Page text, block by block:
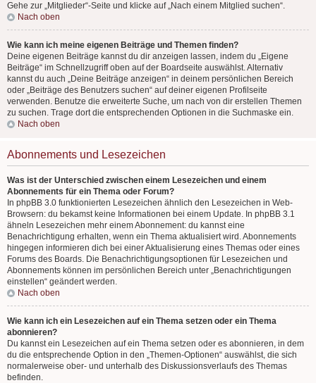
Gehe zur „Mitglieder“-Seite und klicke auf „Nach einem Mitglied suchen“.
Nach oben
Wie kann ich meine eigenen Beiträge und Themen finden?
Deine eigenen Beiträge kannst du dir anzeigen lassen, indem du „Eigene
Beiträge“ im Schnellzugriff oben auf der Boardseite auswählst. Alternativ
kannst du auch „Deine Beiträge anzeigen“ in deinem persönlichen Bereich
oder „Beiträge des Benutzers suchen“ auf deiner eigenen Profilseite
verwenden. Benutze die erweiterte Suche, um nach von dir erstellen Themen
zu suchen. Trage dort die entsprechenden Optionen in die Suchmaske ein.
Nach oben
Abonnements und Lesezeichen
Was ist der Unterschied zwischen einem Lesezeichen und einem
Abonnements für ein Thema oder Forum?
In phpBB 3.0 funktionierten Lesezeichen ähnlich den Lesezeichen in Web-
Browsern: du bekamst keine Informationen bei einem Update. In phpBB 3.1
ähneln Lesezeichen mehr einem Abonnement: du kannst eine
Benachrichtigung erhalten, wenn ein Thema aktualisiert wird. Abonnements
hingegen informieren dich bei einer Aktualisierung eines Themas oder eines
Forums des Boards. Die Benachrichtigungsoptionen für Lesezeichen und
Abonnements können im persönlichen Bereich unter „Benachrichtigungen
einstellen“ geändert werden.
Nach oben
Wie kann ich ein Lesezeichen auf ein Thema setzen oder ein Thema
abonnieren?
Du kannst ein Lesezeichen auf ein Thema setzen oder es abonnieren, in dem
du die entsprechende Option in den „Themen-Optionen“ auswählst, die sich
normalerweise ober- und unterhalb des Diskussionsverlaufs des Themas
befinden.